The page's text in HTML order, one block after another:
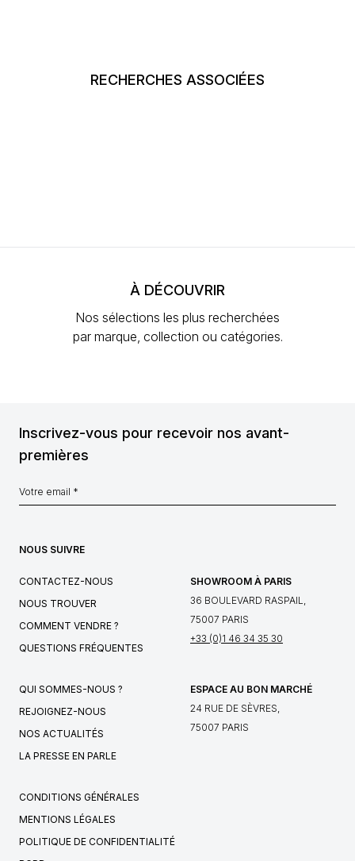
RECHERCHES ASSOCIÉES
À DÉCOUVRIR
Nos sélections les plus recherchées
par marque, collection ou catégories.
Inscrivez-vous pour recevoir nos avant-
premières
NOUS SUIVRE
CONTACTEZ-NOUS
NOUS TROUVER
COMMENT VENDRE ?
QUESTIONS FRÉQUENTES
SHOWROOM À PARIS
36 BOULEVARD RASPAIL,
75007 PARIS
+33 (0)1 46 34 35 30
QUI SOMMES-NOUS ?
REJOIGNEZ-NOUS
NOS ACTUALITÉS
LA PRESSE EN PARLE
ESPACE AU BON MARCHÉ
24 RUE DE SÈVRES,
75007 PARIS
CONDITIONS GÉNÉRALES
MENTIONS LÉGALES
POLITIQUE DE CONFIDENTIALITÉ